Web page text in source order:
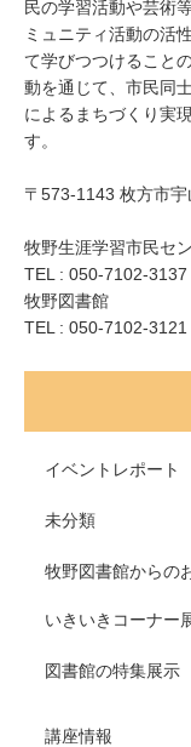
民の学習活動や芸術
ミュニティ活動の活
て学びつつけること
動を通じて、市民同
によるまちづくり実
す。
〒573-1143 枚方市
牧野生涯学習市民セ
TEL : 050-7102-
牧野図書館
TEL : 050-7102-
イベントレポート
未分類
牧野図書館からの
いきいきコーナー
図書館の特集展示
講座情報